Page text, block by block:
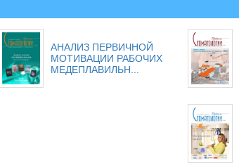
АНАЛИЗ ПЕРВИЧНОЙ
МОТИВАЦИИ РАБОЧИХ
МЕДЕПЛАВИЛЬН...